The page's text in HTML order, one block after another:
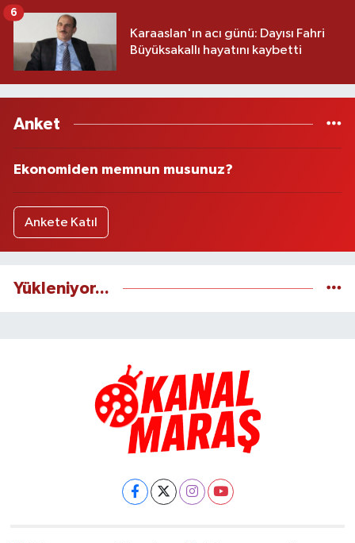
Karaaslan'ın acı günü: Dayısı Fahri
Büyüksakallı hayatını kaybetti
6
Anket
Ekonomiden memnun musunuz?
Ankete Katıl
Yükleniyor...